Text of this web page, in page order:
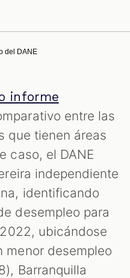
del DANE
informe
entre las
que tienen áreas
caso, el DANE
independiente
identificando
desempleo para
ubicándose
menor desempleo
Barranquilla